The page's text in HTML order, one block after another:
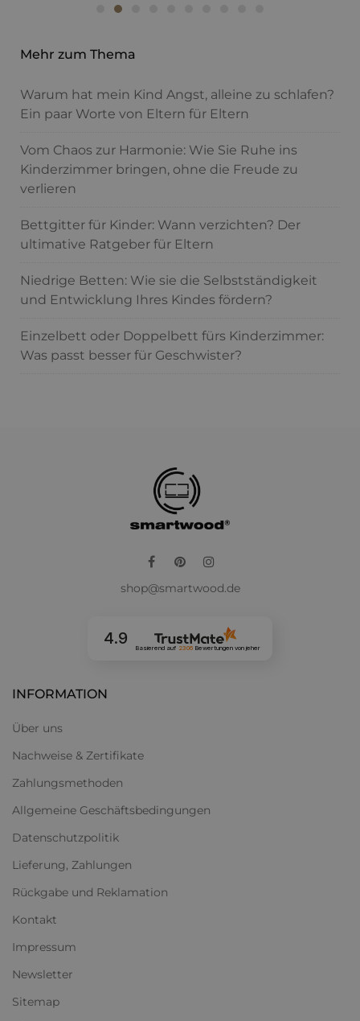
Mehr zum Thema
Warum hat mein Kind Angst, alleine zu schlafen?
Ein paar Worte von Eltern für Eltern
Vom Chaos zur Harmonie: Wie Sie Ruhe ins
Kinderzimmer bringen, ohne die Freude zu
verlieren
Bettgitter für Kinder: Wann verzichten? Der
ultimative Ratgeber für Eltern
Niedrige Betten: Wie sie die Selbstständigkeit
und Entwicklung Ihres Kindes fördern?
Einzelbett oder Doppelbett fürs Kinderzimmer:
Was passt besser für Geschwister?
FacebookPinterest
shop@smartwood.de
4.9
Basierend auf 2306Bewertungen von jeher
INFORMATION
Über uns
Nachweise & Zertifikate
Zahlungsmethoden
Allgemeine Geschäftsbedingungen
Datenschutzpolitik
Lieferung, Zahlungen
Rückgabe und Reklamation
Kontakt
Impressum
Newsletter
Sitemap